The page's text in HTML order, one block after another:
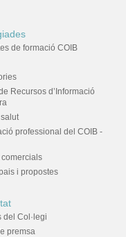
de formació COIB
Recursos d’Informació
professional del COIB -
i propostes
del Col·legi
premsa